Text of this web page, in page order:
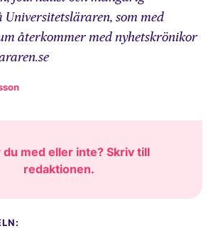
Universitetsläraren, som med
återkommer med nyhetskrönikor
du med eller inte? Skriv till
redaktionen.